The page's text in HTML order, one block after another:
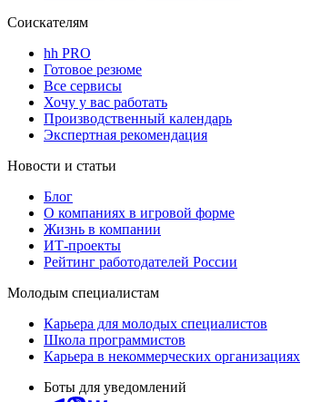
Соискателям
hh PRO
Готовое резюме
Все сервисы
Хочу у вас работать
Производственный календарь
Экспертная рекомендация
Новости и статьи
Блог
О компаниях в игровой форме
Жизнь в компании
ИТ-проекты
Рейтинг работодателей России
Молодым специалистам
Карьера для молодых специалистов
Школа программистов
Карьера в некоммерческих организациях
Боты для уведомлений